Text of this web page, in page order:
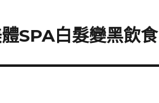
SPA白髮變黑飲食